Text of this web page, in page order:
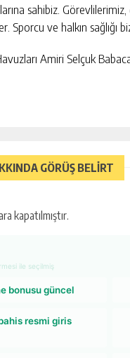
sahibiz.
Sporcu ve halkın sağlığı
Amiri Selçuk
GÖRÜŞ BELİRT
kapatılmıştır.
ile seçilmiş
bonusu güncel
resmi giris